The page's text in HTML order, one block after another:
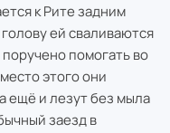
к Рите задним
ей сваливаются
помогать во
этого они
ещё и лезут без мыла
заезд в